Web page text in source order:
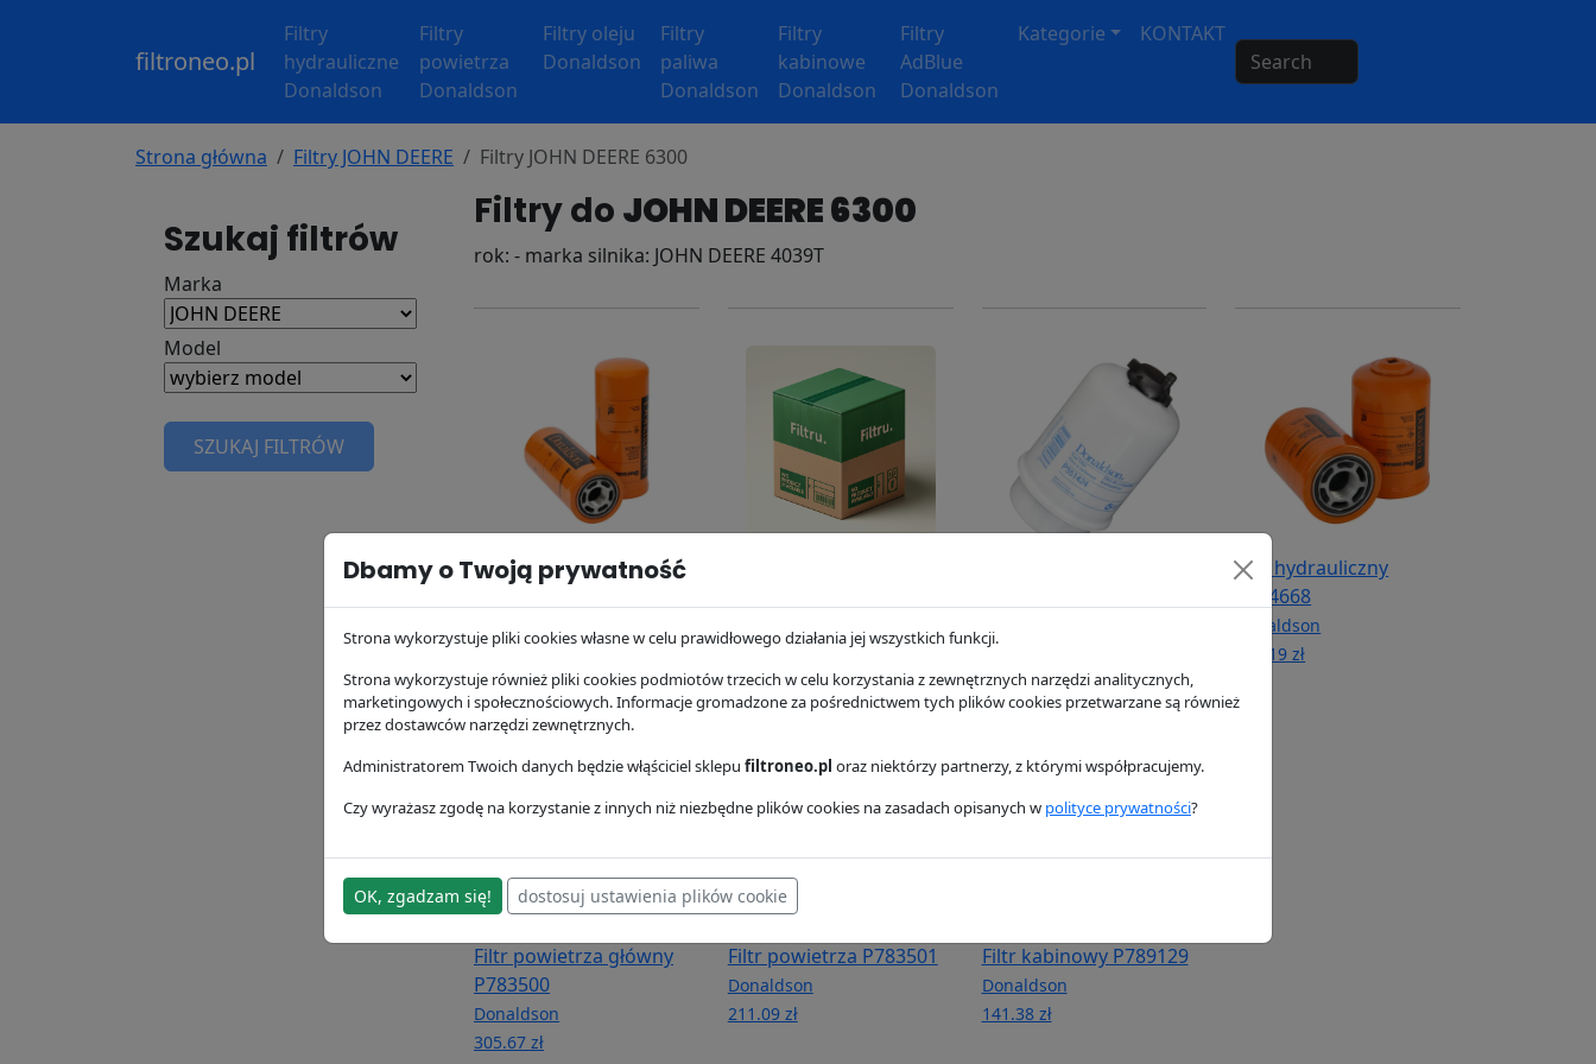
filtroneo.pl
Filtry
hydrauliczne
Donaldson
Filtry
powietrza
Donaldson
Filtry oleju
Donaldson
Filtry
paliwa
Donaldson
Filtry
kabinowe
Donaldson
Filtry
AdBlue
Donaldson
Kategorie
KONTAKT
Strona główna Filtry JOHN DEERE Filtry JOHN DEERE 6300
Szukaj filtrów
Marka
Model
SZUKAJ FILTRÓW
Filtry do JOHN DEERE 6300
rok: - marka silnika: JOHN DEERE 4039T
Filtr hydrauliczny
173.13 zł
Filtr hydrauliczny
P764668
Donaldson
148.19 zł
Filtr powietrza główny
P783500
Donaldson
305.67 zł
Filtr powietrza P783501
Donaldson
211.09 zł
Filtr kabinowy P789129
Donaldson
141.38 zł
Dbamy o Twoją prywatność
Strona wykorzystuje pliki cookies własne w celu prawidłowego działania jej wszystkich funkcji.
Strona wykorzystuje również pliki cookies podmiotów trzecich w celu korzystania z zewnętrznych narzędzi analitycznych,
marketingowych i społecznościowych. Informacje gromadzone za pośrednictwem tych plików cookies przetwarzane są również
przez dostawców narzędzi zewnętrznych.
Administratorem Twoich danych będzie włąściciel sklepu filtroneo.pl oraz niektórzy partnerzy, z którymi współpracujemy.
Czy wyrażasz zgodę na korzystanie z innych niż niezbędne plików cookies na zasadach opisanych w polityce prywatności?
OK, zgadzam się! dostosuj ustawienia plików cookie